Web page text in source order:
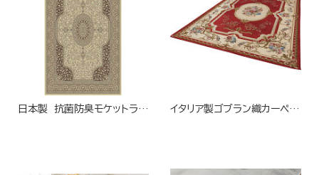
日本製 抗菌防臭モケットラグ ベージュ イタリア製ゴブラン織カーペット